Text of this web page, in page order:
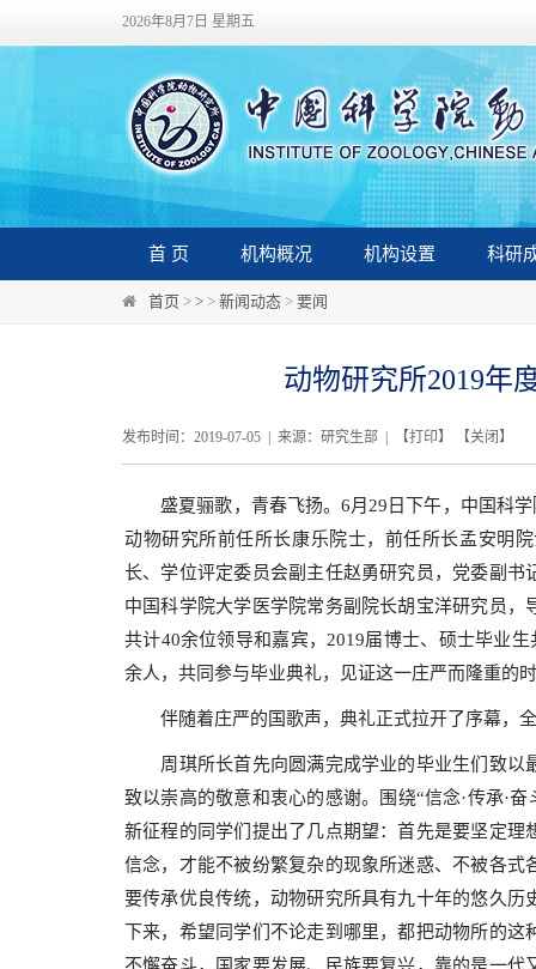
2026年8月7日 星期五
首 页 机构概况 机构设置 科研
首页 > > > 新闻动态 > 要闻
动物研究所2019年
发布时间：2019-07-05 | 来源：研究生部 | 【打印】 【关闭 】
盛夏骊歌，青春飞扬。6月 29 日下午，中国科
动物研究所前任所长康乐院士，前任所长孟安明
长、学位评定委员会副主任赵勇研究员，党委副
中国科学院大学医学院常务副院长胡宝洋研究员
共计40余位领导和嘉宾， 2019届博士、硕士毕业生
余人，共同参与毕业典礼，见证这一庄严而隆重的
伴随着庄严的国歌声，典礼正式拉开了序幕，
周琪所长首先向圆满完成学业的毕业生们致
致以崇高的敬意和衷心的感谢。围绕“信念·传承·奋
新征程的同学们提出了几点期望：首先是要坚定
信念，才能不被纷繁复杂的现象所迷惑、不被各
要传承优良传统，动物研究所具有九十年的悠久
下来，希望同学们不论走到哪里，都把动物所的